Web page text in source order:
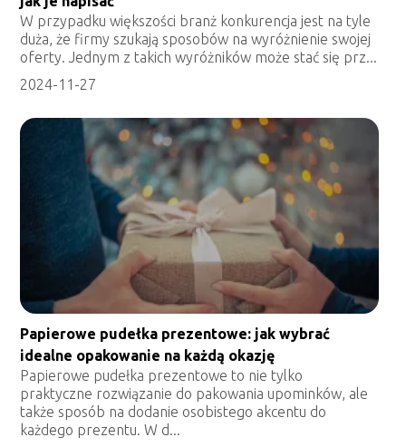
W przypadku większości branż konkurencja jest na tyle
duża, że firmy szukają sposobów na wyróżnienie swojej
oferty. Jednym z takich wyróżników może stać się prz...
2024-11-27
Papierowe pudełka prezentowe: jak wybrać
idealne opakowanie na każdą okazję
Papierowe pudełka prezentowe to nie tylko
praktyczne rozwiązanie do pakowania upominków, ale
także sposób na dodanie osobistego akcentu do
każdego prezentu. W d...